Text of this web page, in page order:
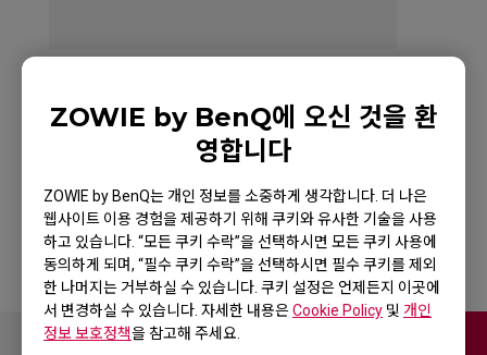
ZOWIE by BenQ에 오신 것을 환
영합니다
ZOWIE by BenQ는 개인 정보를 소중하게 생각합니다. 더 나은
웹사이트 이용 경험을 제공하기 위해 쿠키와 유사한 기술을 사용
하고 있습니다. “모든 쿠키 수락”을 선택하시면 모든 쿠키 사용에
동의하게 되며, “필수 쿠키 수락”을 선택하시면 필수 쿠키를 제외
한 나머지는 거부하실 수 있습니다. 쿠키 설정은 언제든지 이곳에
서 변경하실 수 있습니다. 자세한 내용은Cookie Policy 및 개인
정보 보호정책을 참고해 주세요.
ZOWIE EC1-A WHITE
Mouse for Esports